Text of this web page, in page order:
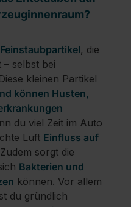
, die
selbst bei
kleinen Partikel
können Husten,
du viel Zeit im Auto
Luft Einfluss auf
sorgt die
Bakterien und
können. Vor allem
du gründlich